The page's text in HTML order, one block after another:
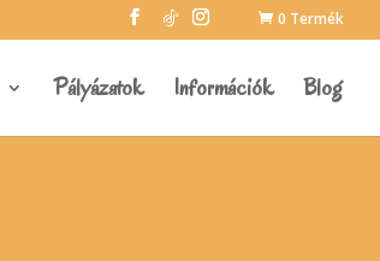
0 Termék
Pályázatok Információk Blog